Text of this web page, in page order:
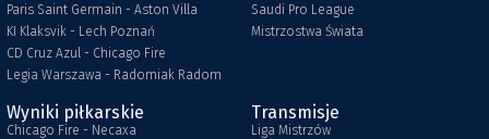
Paris Saint Germain - Aston Villa
KI Klaksvik - Lech Poznań
CD Cruz Azul - Chicago Fire
Legia Warszawa - Radomiak Radom
Saudi Pro League
Mistrzostwa Świata
Wyniki piłkarskie
Chicago Fire - Necaxa
Transmisje
Liga Mistrzów